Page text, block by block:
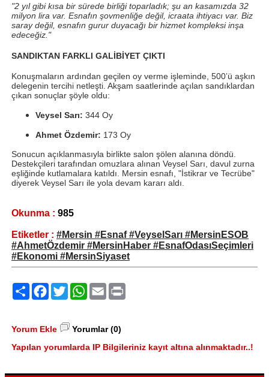
"2 yıl gibi kısa bir sürede birliği toparladık; şu an kasamızda 32
milyon lira var. Esnafın şovmenliğe değil, icraata ihtiyacı var. Biz
saray değil, esnafın gurur duyacağı bir hizmet kompleksi inşa
edeceğiz."
SANDIKTAN FARKLI GALİBİYET ÇIKTI
Konuşmaların ardından geçilen oy verme işleminde, 500’ü aşkın
delegenin tercihi netleşti. Akşam saatlerinde açılan sandıklardan
çıkan sonuçlar şöyle oldu:
Veysel Sarı: 344 Oy
Ahmet Özdemir: 173 Oy
Sonucun açıklanmasıyla birlikte salon şölen alanına döndü.
Destekçileri tarafından omuzlara alınan Veysel Sarı, davul zurna
eşliğinde kutlamalara katıldı. Mersin esnafı, "İstikrar ve Tecrübe"
diyerek Veysel Sarı ile yola devam kararı aldı.
Okunma : 985
Etiketler : #Mersin #Esnaf #VeyselSarı #MersinESOB
#AhmetÖzdemir #MersinHaber #EsnafOdasıSeçimleri
#Ekonomi #MersinSiyaset
PaylaşFacebook
TwitterWhatsApp
Email
Yorum Ekle
Yorumlar (0)
Yapılan yorumlarda IP Bilgileriniz kayıt altına alınmaktadır..!